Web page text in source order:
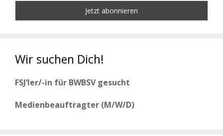
Wir suchen Dich!
FSJ’ler/-in für BWBSV gesucht
Medienbeauftragter (M/W/D)